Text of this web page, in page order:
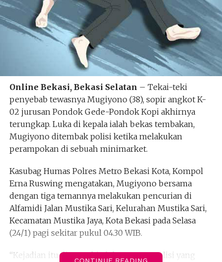
Online Bekasi, Bekasi Selatan – Tekai-teki
penyebab tewasnya Mugiyono (38), sopir angkot K-
02 jurusan Pondok Gede-Pondok Kopi akhirnya
terungkap. Luka di kepala ialah bekas tembakan,
Mugiyono ditembak polisi ketika melakukan
perampokan di sebuah minimarket.
Kasubag Humas Polres Metro Bekasi Kota, Kompol
Erna Ruswing mengatakan, Mugiyono bersama
dengan tiga temannya melakukan pencurian di
Alfamidi Jalan Mustika Sari, Kelurahan Mustika Sari,
Kecamatan Mustika Jaya, Kota Bekasi pada Selasa
(24/1) pagi sekitar pukul 04.30 WIB.
“Kejadian itu dipergoki oleh anggota polisi yang
CONTINUE READING